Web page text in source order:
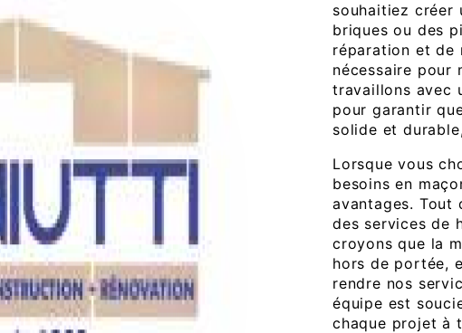
souhaitiez créer
briques ou des
réparation et de
nécessaire pour
travaillons avec
pour garantir
solide et
Lorsque vous
besoins en
avantages. Tout
des services de
croyons que la
hors de portée,
rendre nos
équipe est
chaque projet à